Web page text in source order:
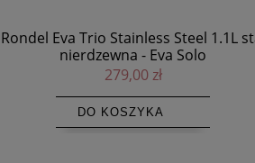
Garnek ze stali nierdzewnej Eva Trio
Stainless Steel 3.6L - Eva Solo
369,00 zł
DO KOSZYKA